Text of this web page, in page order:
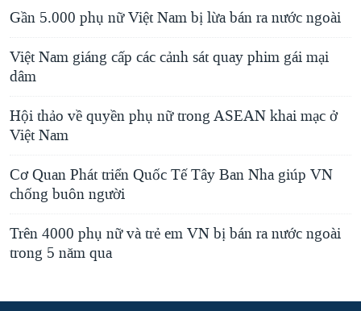
Gần 5.000 phụ nữ Việt Nam bị lừa bán ra nước ngoài
Việt Nam giáng cấp các cảnh sát quay phim gái mại
dâm
Hội thảo về quyền phụ nữ trong ASEAN khai mạc ở
Việt Nam
Cơ Quan Phát triển Quốc Tế Tây Ban Nha giúp VN
chống buôn người
Trên 4000 phụ nữ và trẻ em VN bị bán ra nước ngoài
trong 5 năm qua